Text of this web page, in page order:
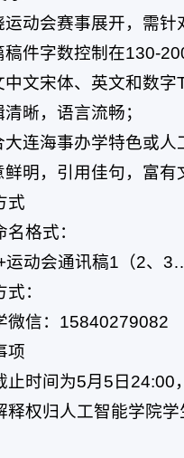
运动会赛事展开，需针
稿件字数控制在130-
中文宋体、英文和数字
晰，语言流畅；
大连海事办学特色或人
鲜明，引用佳句，富有
式
名格式：
运动会通讯稿1（2、
：
微信：15840279082
项
止时间为5月5日24:00
释权归人工智能学院学